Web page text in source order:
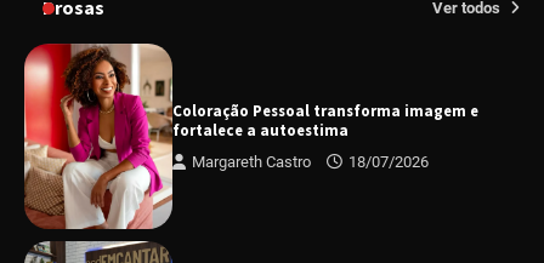
Prosas Ver todos
Coloração Pessoal transforma imagem e
fortalece a autoestima
Margareth Castro 18/07/2026